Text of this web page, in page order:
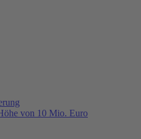
von 10 Mio. Euro